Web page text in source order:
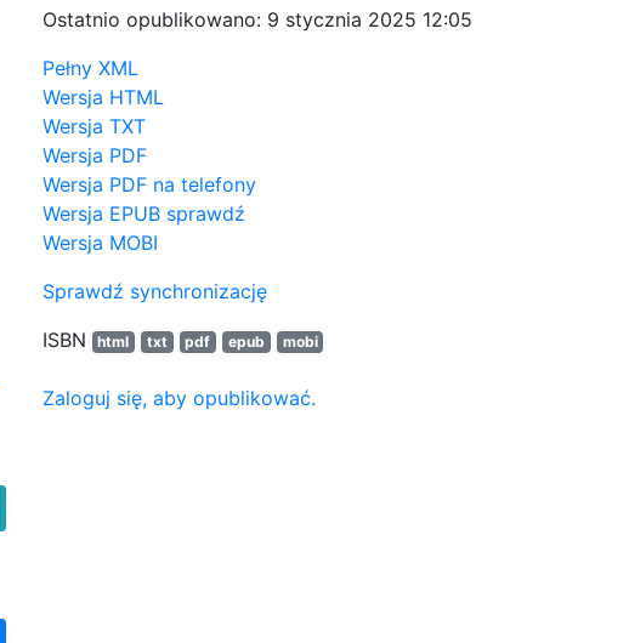
Ostatnio opublikowano: 9 stycznia 2025 12:05
Pełny XML
Wersja HTML
Wersja TXT
Wersja PDF
Wersja PDF na telefony
Wersja EPUB sprawdź
Wersja MOBI
Sprawdź synchronizację
ISBN
html txt pdf epub mobi
Zaloguj się, aby opublikować.